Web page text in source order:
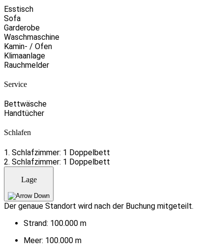
Esstisch
Sofa
Garderobe
Waschmaschine
Kamin- / Ofen
Klimaanlage
Rauchmelder
Service
Bettwäsche
Handtücher
Schlafen
1. Schlafzimmer: 1 Doppelbett
2. Schlafzimmer: 1 Doppelbett
Lage
Der genaue Standort wird nach der Buchung mitgeteilt.
Strand: 100.000 m
Meer: 100.000 m